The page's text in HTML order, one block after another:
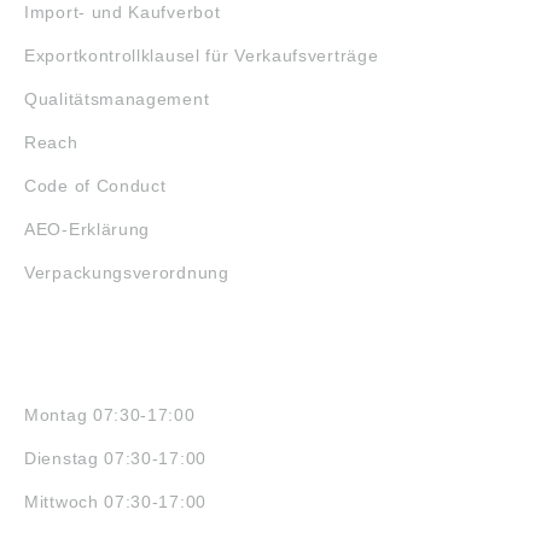
Import- und Kaufverbot
Exportkontrollklausel für Verkaufsverträge
Qualitätsmanagement
Reach
Code of Conduct
AEO-Erklärung
Verpackungsverordnung
Montag 07:30-17:00
Dienstag 07:30-17:00
Mittwoch 07:30-17:00